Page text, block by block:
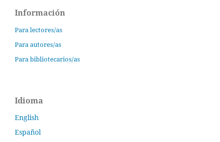
Información
Para lectores/as
Para autores/as
Para bibliotecarios/as
Idioma
English
Español